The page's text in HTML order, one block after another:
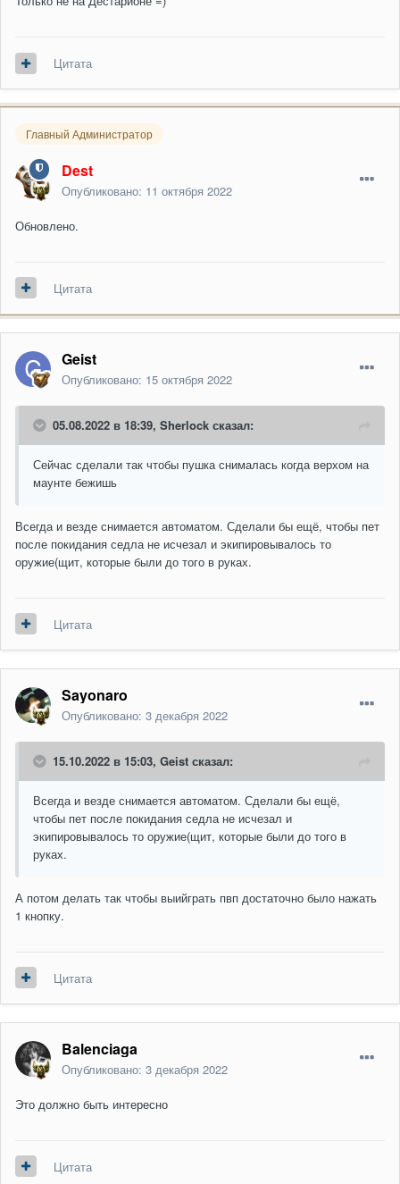
Цитата
Главный Администратор
Dest
Опубликовано: 11 октября 2022
Обновлено.
Цитата
Geist
Опубликовано: 15 октября 2022
05.08.2022 в 18:39, Sherlock сказал:
Сейчас сделали так чтобы пушка снималась когда верхом на
маунте бежишь
Всегда и везде снимается автоматом. Сделали бы ещё, чтобы пет
после покидания седла не исчезал и экипировывалось то
оружие(щит, которые были до того в руках.
Цитата
Sayonaro
Опубликовано: 3 декабря 2022
15.10.2022 в 15:03, Geist сказал:
Всегда и везде снимается автоматом. Сделали бы ещё,
чтобы пет после покидания седла не исчезал и
экипировывалось то оружие(щит, которые были до того в
руках.
А потом делать так чтобы выийграть пвп достаточно было нажать
1 кнопку.
Цитата
Balenciaga
Опубликовано: 3 декабря 2022
Это должно быть интересно
Цитата